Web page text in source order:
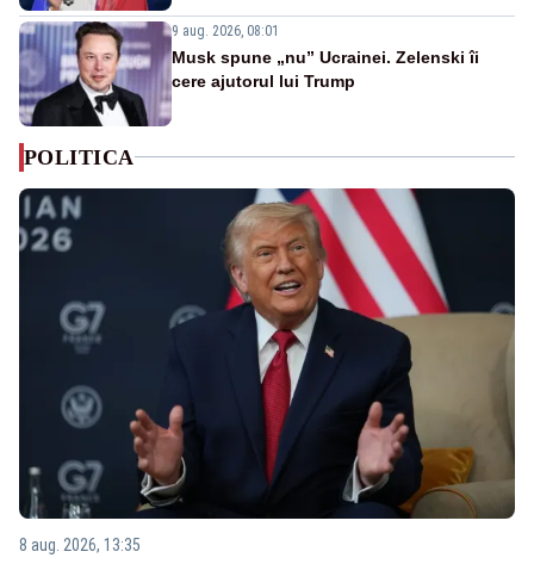
9 aug. 2026, 08:01
Musk spune „nu” Ucrainei. Zelenski îi
cere ajutorul lui Trump
POLITICA
8 aug. 2026, 13:35